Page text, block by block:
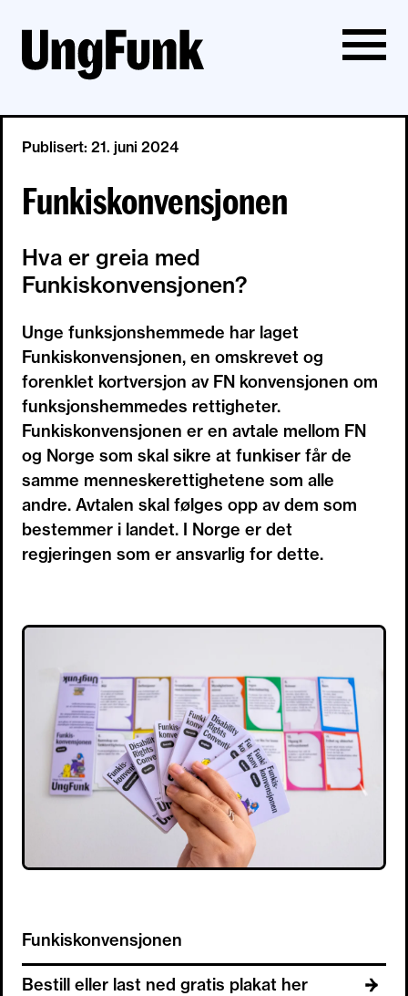
Publisert: 21. juni 2024
Funkiskonvensjonen
Hva er greia med
Funkiskonvensjonen?
Unge funksjonshemmede har laget
Funkiskonvensjonen, en omskrevet og
forenklet kortversjon av FN konvensjonen om
funksjonshemmedes rettigheter.
Funkiskonvensjonen er en avtale mellom FN
og Norge som skal sikre at funkiser får de
samme menneskerettighetene som alle
andre. Avtalen skal følges opp av dem som
bestemmer i landet. I Norge er det
regjeringen som er ansvarlig for dette.
Funkiskonvensjonen
Bestill eller last ned gratis plakat her